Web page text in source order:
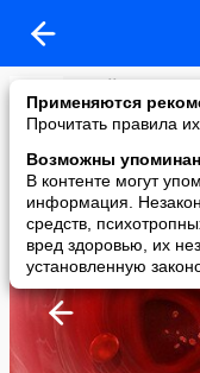
Применяются
Прочитать правила
Возможны
В контенте могут
информация.
средств,
вред здоровью, их
установленную
Алтай сегодня
added a photo
23 Nov в 22:33